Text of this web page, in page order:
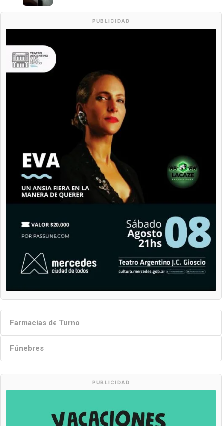
PUBLICIDAD
Farmacias de Turno
Fúnebres
PUBLICIDAD